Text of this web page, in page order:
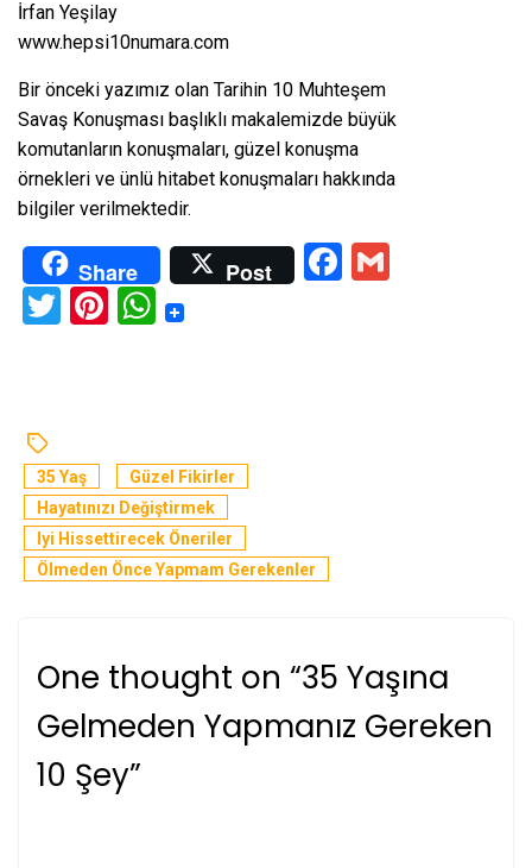
İrfan Yeşilay
www.hepsi10numara.com
Bir önceki yazımız olan Tarihin 10 Muhteşem
Savaş Konuşması başlıklı makalemizde büyük
komutanların konuşmaları, güzel konuşma
örnekleri ve ünlü hitabet konuşmaları hakkında
bilgiler verilmektedir.
Share Post Facebook
Twitter
Pinterest
WhatsApp
35 Yaş
Güzel Fikirler
Hayatınızı Değiştirmek
Iyi Hissettirecek Öneriler
Ölmeden Önce Yapmam Gerekenler
One thought on “35 Yaşına
Gelmeden Yapmanız Gereken
10 Şey”